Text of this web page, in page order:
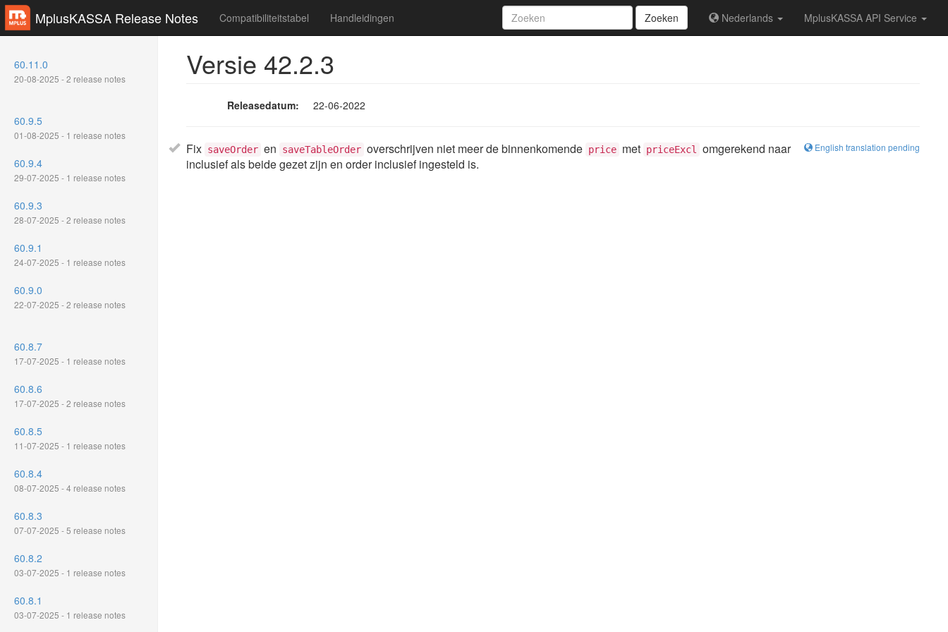
MplusKASSA Release Notes Zoeken Nederlands MplusKASSA API Service
Compatibiliteitstabel Handleidingen
60.11.0
20-08-2025 - 2 release notes
60.9.5
01-08-2025 - 1 release notes
60.9.4
29-07-2025 - 1 release notes
60.9.3
28-07-2025 - 2 release notes
60.9.1
24-07-2025 - 1 release notes
60.9.0
22-07-2025 - 2 release notes
60.8.7
17-07-2025 - 1 release notes
60.8.6
17-07-2025 - 2 release notes
60.8.5
11-07-2025 - 1 release notes
60.8.4
08-07-2025 - 4 release notes
60.8.3
07-07-2025 - 5 release notes
60.8.2
03-07-2025 - 1 release notes
60.8.1
03-07-2025 - 1 release notes
Versie 42.2.3
Releasedatum: 22-06-2022
English translation pending
Fix saveOrder en saveTableOrder overschrijven niet meer de binnenkomende price met priceExcl
omgerekend naar
inclusief als beide gezet zijn en order inclusief ingesteld is.